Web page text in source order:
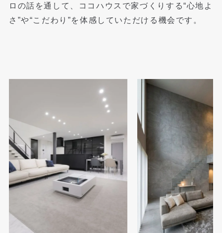
ロの話を通して、
ココハウスで家づくりする“心地よ
さ”や“こだわり”を体感していただける機会です。